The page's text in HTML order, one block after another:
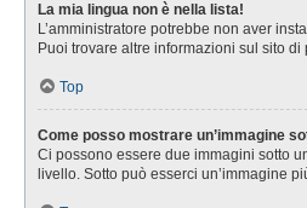
La mia lingua non è nella lista!
L’amministratore potrebbe non aver
Puoi trovare altre informazioni sul sito
Top
Come posso mostrare un’immagine
Ci possono essere due immagini sotto
livello. Sotto può esserci un’immagine